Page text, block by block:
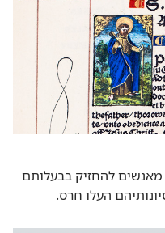
מאנשים להחזיק בבעלותם
העלו חרס.‏